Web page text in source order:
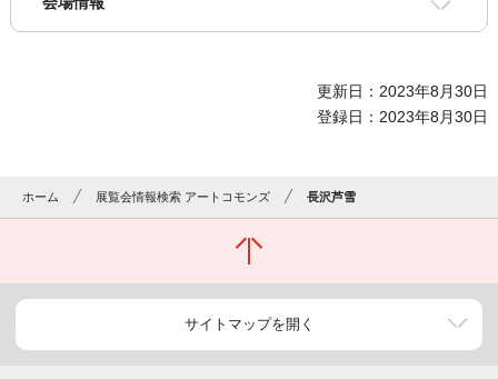
更新日：2023年8月30日
登録日：2023年8月30日
ホーム 展覧会情報検索 アートコモンズ 長沢芦雪
サイトマップを開く